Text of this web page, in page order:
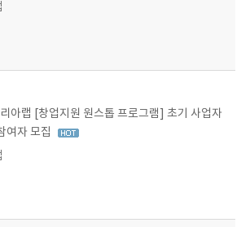
아랩 [창업지원 원스톱 프로그램] 초기 사업자
여자 모집